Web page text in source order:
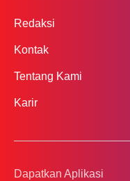
Redaksi
Kontak
Tentang Kami
Karir
Dapatkan Aplikasi